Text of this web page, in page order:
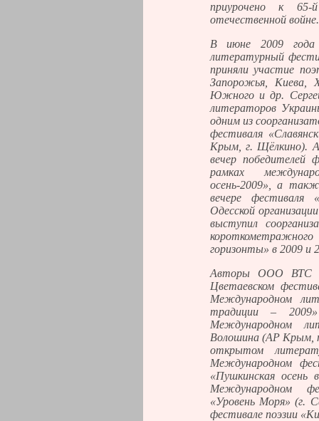
приурочено к
отечественной войне.
В июне 2009 года
литературный
приняли участие
Запорожья, Киева,
Южного и др.
литераторов
одним из
фестиваля
Крым, г. Щёлкино).
вечер победителей
рамках
осень-2009», а
вечере фестиваля
Одесской
выступил
горизонты» в 2009 и
Авторы ООО ВТС
Цветаевском
Международном
традиции –
Международном
Волошина (АР Крым,
открытом
Международном
«Пушкинская
Международном
«Уровень Моря» (г.
фестивале поэзии